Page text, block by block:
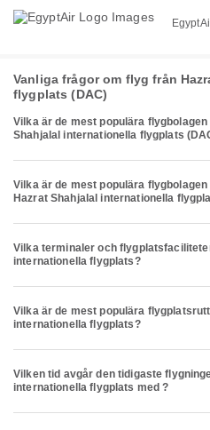
Vanliga frågor om flyg från
flygplats (DAC)
Vilka är de mest populära
Shahjalal internationella flygplats
Vilka är de mest populära
Hazrat Shahjalal internationella
Vilka terminaler och
internationella flygplats?
Vilka är de mest populära
internationella flygplats?
Vilken tid avgår den tidigaste
internationella flygplats med ?